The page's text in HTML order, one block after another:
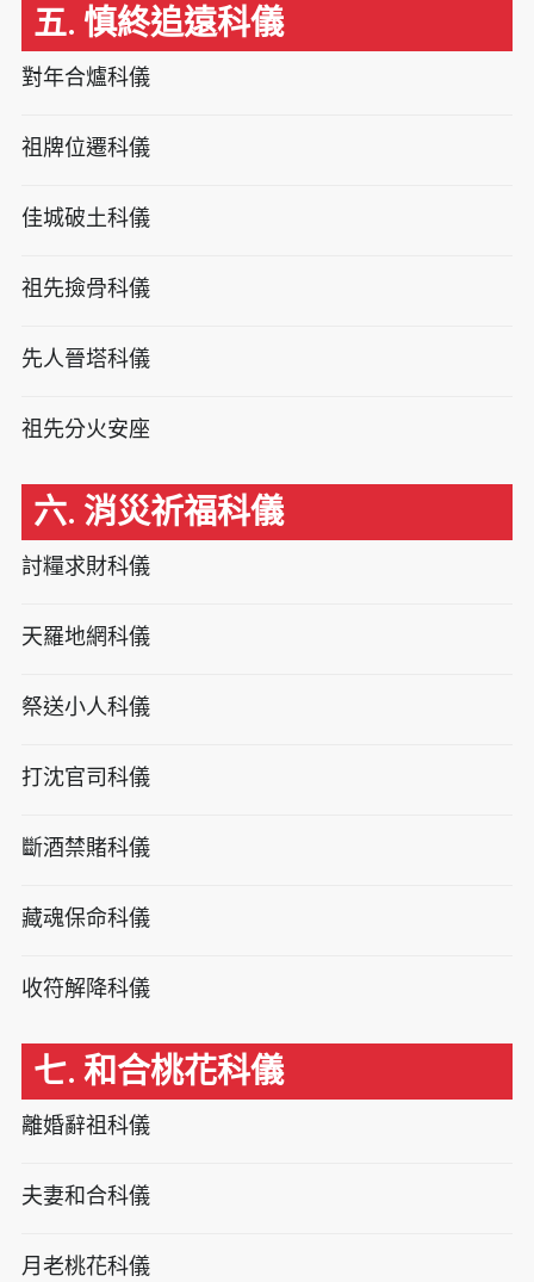
五. 慎終追遠科儀
對年合爐科儀
祖牌位遷科儀
佳城破土科儀
祖先撿骨科儀
先人晉塔科儀
祖先分火安座
六. 消災祈福科儀
討糧求財科儀
天羅地網科儀
祭送小人科儀
打沈官司科儀
斷酒禁賭科儀
藏魂保命科儀
收符解降科儀
七. 和合桃花科儀
離婚辭祖科儀
夫妻和合科儀
月老桃花科儀